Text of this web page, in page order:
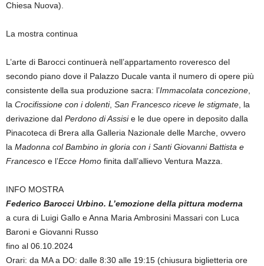
Chiesa Nuova).
La mostra continua
L’arte di Barocci continuerà nell’appartamento roveresco del
secondo piano dove il Palazzo Ducale vanta il numero di opere più
consistente della sua produzione sacra: l’Immacolata concezione
la Crocifissione con i dolenti, San Francesco riceve le stigmate , la
derivazione dal Perdono di Assisie le due opere in deposito dalla
Pinacoteca di Brera alla Galleria Nazionale delle Marche, ovvero
la Madonna col Bambino in gloria con i Santi Giovanni Battista e
Francesco e l’Ecce Homo finita dall’allievo Ventura Mazza.
INFO MOSTRA
Federico Barocci Urbino. L’emozione della pittura moderna
a cura di Luigi Gallo e Anna Maria Ambrosini Massari con Luca
Baroni e Giovanni Russo
fino al 06.10.2024
Orari: da MA a DO: dalle 8:30 alle 19:15 (chiusura biglietteria ore